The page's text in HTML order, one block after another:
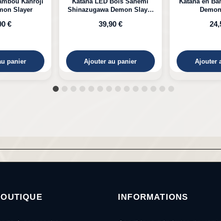
Slayer
€
panier
Demon Slayer
24,50 €
Ajouter au panier
Tomioka
Ajouter
INFORMATIONS